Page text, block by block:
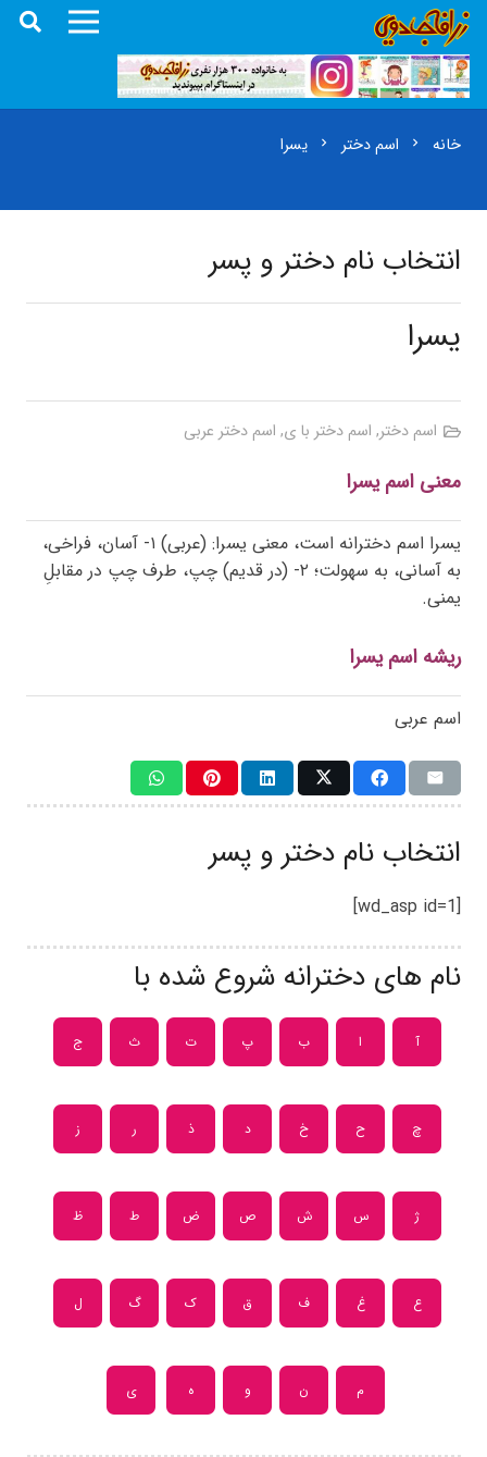
خانه chevron_right اسم دختر chevron_right یسرا
انتخاب نام دختر و پسر
یسرا
اسم دختر, اسم دختر با ی, اسم دختر عربی
معنی اسم یسرا
یسرا اسم دخترانه است، معنی یسرا: (عربی) ۱- آسان، فراخی،
به آسانی، به سهولت؛ ۲- (در قدیم) چپ، طرف چپ در مقابلِ
یمنی.
ریشه اسم یسرا
اسم عربی
انتخاب نام دختر و پسر
[wd_asp id=1]
نام های دخترانه شروع شده با
آ ا ب پ ت ث ج
چ ح خ د ذ ر ز
ژ س ش ص ض ط ظ
ع غ ف ق ک گ ل
م ن و ه ی